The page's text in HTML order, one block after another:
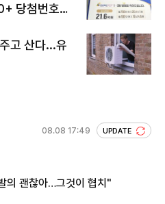
당첨번호조
고 산다...유
08.08 17:49 UPDATE
의 괜찮아…그것이 협치"